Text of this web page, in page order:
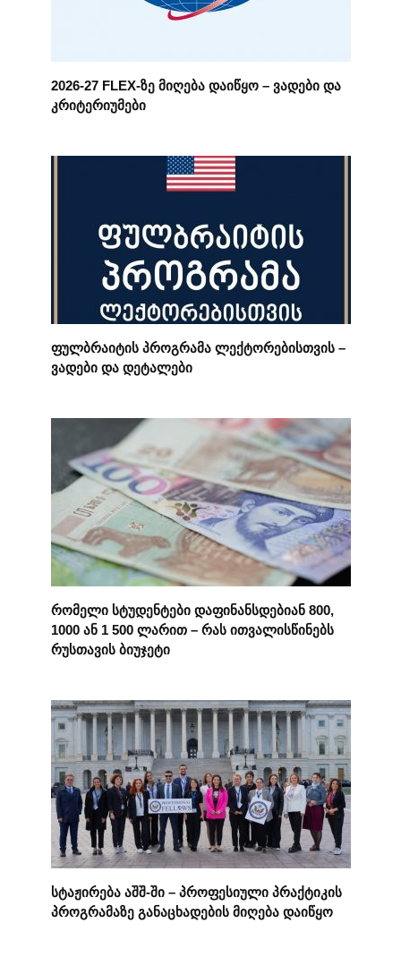
2026-27 FLEX-ზე მიღება დაიწყო – ვადები და
კრიტერიუმები
ფულბრაიტის პროგრამა ლექტორებისთვის –
ვადები და დეტალები
რომელი სტუდენტები დაფინანსდებიან 800,
1000 ან 1 500 ლარით – რას ითვალისწინებს
რუსთავის ბიუჯეტი
სტაჟირება აშშ-ში – პროფესიული პრაქტიკის
პროგრამაზე განაცხადების მიღება დაიწყო